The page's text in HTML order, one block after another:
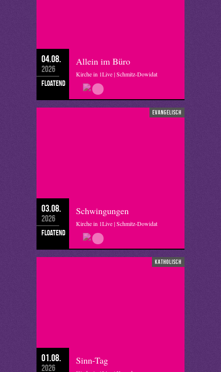
04.08.
2026
floatend
Allein im Büro
Kirche in 1Live | Schmitz-Dowidat
evangelisch
03.08.
2026
floatend
Schwingungen
Kirche in 1Live | Schmitz-Dowidat
katholisch
01.08.
2026
Sinn-Tag